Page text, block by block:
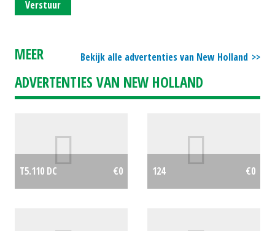
Verstuur
Bekijk alle advertenties van New Holland
MEER
ADVERTENTIES VAN NEW HOLLAND
T5.110 DC €0 124 €0